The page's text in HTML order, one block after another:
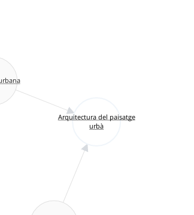
Arquitectura del paisatge
urbà